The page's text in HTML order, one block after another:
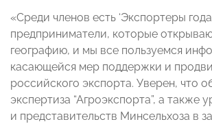
«Среди членов есть ‘Экспортеры
предприниматели, которые
географию, и мы все пользуемся
касающейся мер поддержки и
российского экспорта. Уверен, что
экспертиза “Агроэкспорта”, а также
и представительств Минсельхоза в